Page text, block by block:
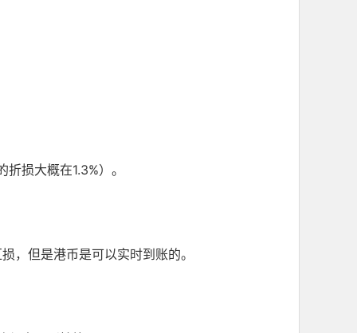
损大概在1.3%）。
，但是港币是可以实时到账的。